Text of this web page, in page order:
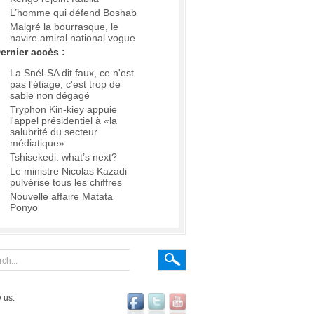
L’homme qui défend Boshab
Malgré la bourrasque, le
navire amiral national vogue
accès :
La Snél-SA dit faux, ce n'est
pas l'étiage, c'est trop de
sable non dégagé
Tryphon Kin-kiey appuie
l'appel présidentiel à «la
salubrité du secteur
médiatique»
Tshisekedi: what’s next?
Le ministre Nicolas Kazadi
pulvérise tous les chiffres
Nouvelle affaire Matata
Ponyo
us: